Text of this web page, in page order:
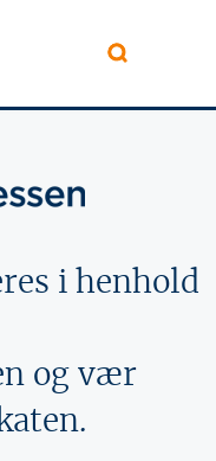
i henhold
og vær